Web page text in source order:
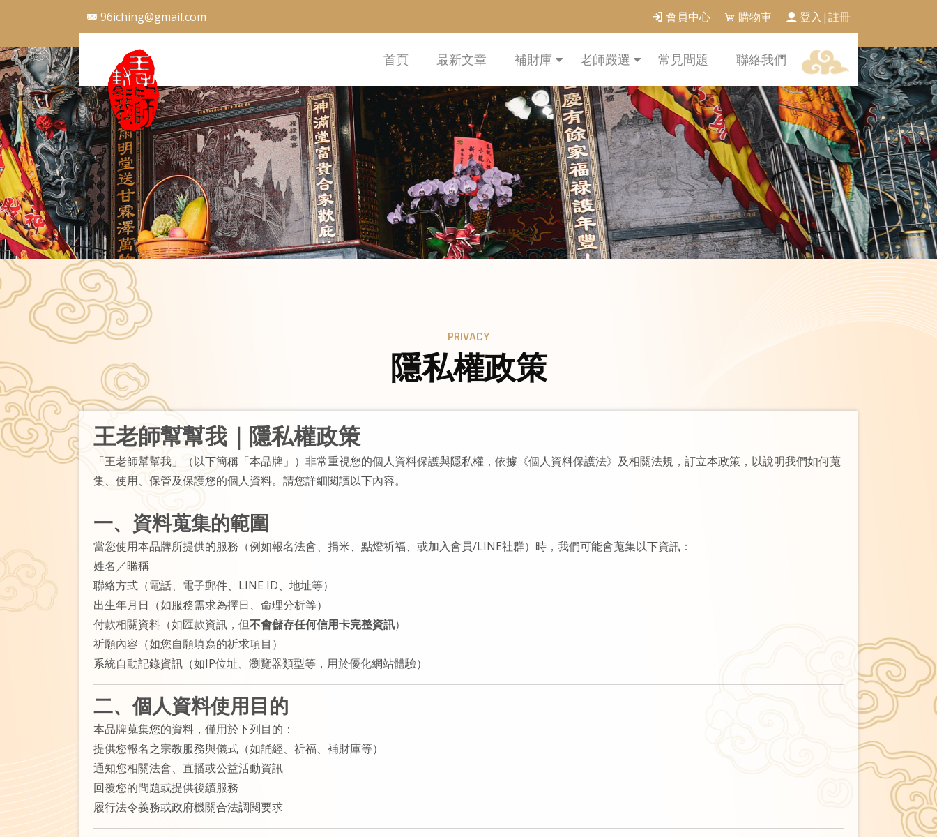
96iching@gmail.com 會員中心 購物車 登入|註冊
首頁 最新文章 補財庫 老師嚴選 常見問題 聯絡我們
PRIVACY
隱私權政策
王老師幫幫我｜隱私權政策
「王老師幫幫我」（以下簡稱「本品牌」）非常重視您的個人資料保護與隱私權，依據《個人資料保護法》及相關法規，訂立本政策，以說明我們如何蒐
集、使用、保管及保護您的個人資料。請您詳細閱讀以下內容。
一、資料蒐集的範圍
當您使用本品牌所提供的服務（例如報名法會、捐米、點燈祈福、或加入會員/LINE社群）時，我們可能會蒐集以下資訊：
姓名／暱稱
聯絡方式（電話、電子郵件、LINE ID、地址等）
出生年月日（如服務需求為擇日、命理分析等）
付款相關資料（如匯款資訊，但不會儲存任何信用卡完整資訊）
祈願內容（如您自願填寫的祈求項目）
系統自動記錄資訊（如IP位址、瀏覽器類型等，用於優化網站體驗）
二、個人資料使用目的
本品牌蒐集您的資料，僅用於下列目的：
提供您報名之宗教服務與儀式（如誦經、祈福、補財庫等）
通知您相關法會、直播或公益活動資訊
回覆您的問題或提供後續服務
履行法令義務或政府機關合法調閱要求